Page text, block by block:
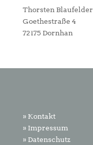
Thorsten Blaufelder
Goethestraße 4
72175 Dornhan
» Kontakt
» Impressum
» Datenschutz